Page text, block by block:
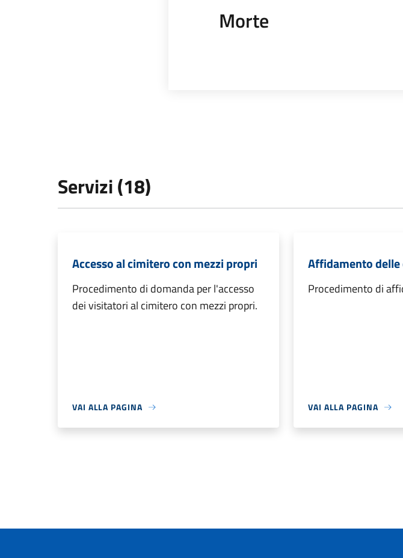
Morte
Servizi (18)
Accesso al cimitero con mezzi propri
Procedimento di domanda per l'accesso
dei visitatori al cimitero con mezzi propri.
VAI ALLA PAGINA
Affidamento delle
Procedimento di
VAI ALLA PAGINA